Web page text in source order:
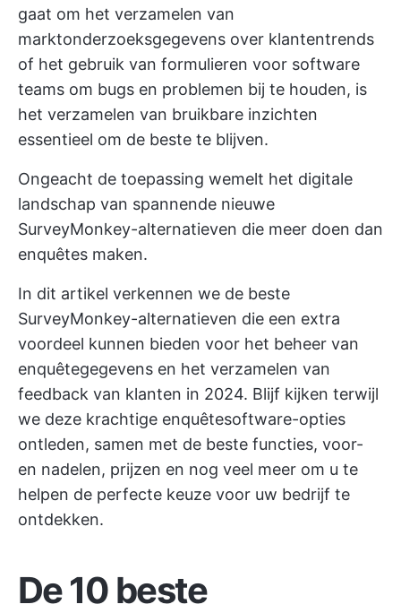
gaat om het verzamelen van
marktonderzoeksgegevens over klantentrends
of het gebruik van formulieren voor software
teams om bugs en problemen bij te houden, is
het verzamelen van bruikbare inzichten
essentieel om de beste te blijven.
Ongeacht de toepassing wemelt het digitale
landschap van spannende nieuwe
SurveyMonkey-alternatieven die meer doen dan
enquêtes maken.
In dit artikel verkennen we de beste
SurveyMonkey-alternatieven die een extra
voordeel kunnen bieden voor het beheer van
enquêtegegevens en het verzamelen van
feedback van klanten in 2024. Blijf kijken terwijl
we deze krachtige enquêtesoftware-opties
ontleden, samen met de beste functies, voor-
en nadelen, prijzen en nog veel meer om u te
helpen de perfecte keuze voor uw bedrijf te
ontdekken.
De 10 beste